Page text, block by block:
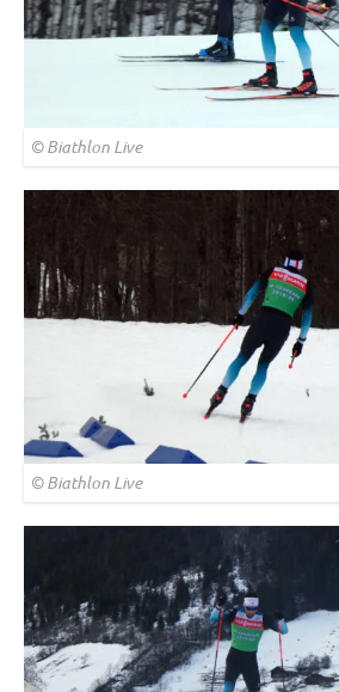
© Biathlon Live
© Biathlon Live